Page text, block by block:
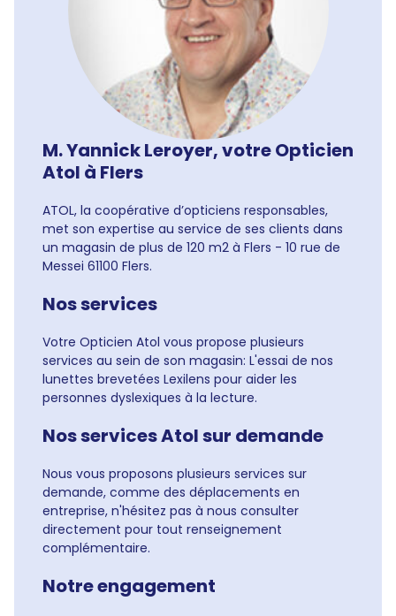
M. Yannick Leroyer, votre Opticien
Atol à Flers
ATOL, la coopérative d’opticiens responsables,
met son expertise au service de ses clients dans
un magasin de plus de 120 m2 à Flers - 10 rue de
Messei 61100 Flers.
Nos services
Votre Opticien Atol vous propose plusieurs
services au sein de son magasin: L'essai de nos
lunettes brevetées Lexilens pour aider les
personnes dyslexiques à la lecture.
Nos services Atol sur demande
Nous vous proposons plusieurs services sur
demande, comme des déplacements en
entreprise, n'hésitez pas à nous consulter
directement pour tout renseignement
complémentaire.
Notre engagement